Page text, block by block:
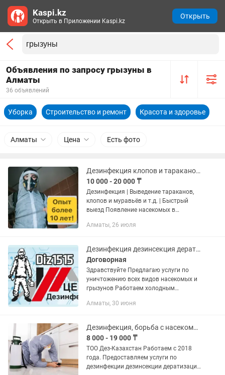
Объявления по запросу грызуны в
Алматы
36 объявлений
Уборка Строительство и ремонт Красота и здоровье
Алматы Цена Есть фото
Дезинфекция клопов и тараканов и грызунов
10 000 - 20 000 ₸
Дезинфекция | Выведение тараканов,
клопов и муравьёв и т.д. | Быстрый
выезд Появление насекомых в
Тараканы, муравьи и клопы активно
Алматы, 26 июля
Дезинфекция дезинсекция дератизация уничтожение насекомых и грызунов
Договорная
Здравствуйте Предлагаю услуги по
уничтожению всех видов насекомых и
грызунов Работаем холодным
выполненную работу пол года. В
обработки...
Алматы, 30 июня
Дезинфекция, борьба с насекомыми и грызунами
8 000 - 19 000 ₸
ТОО Дез-Казахстан Работаем с 2018
года. Предоставляем услуги по
дезинфекции дезинсекции дератизации
Kaspi.kz
Открыть в Приложении Kaspi.kz
Открыть